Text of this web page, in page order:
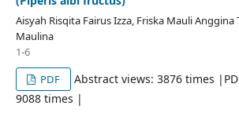
Aisyah Risqita Fairus Izza, Friska Mauli
Maulina
1-6
PDF
Abstract views: 3876 times
9088 times |